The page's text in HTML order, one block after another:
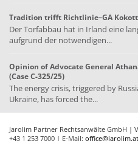
Tradition trifft Richtlinie–GA
Der Torfabbau hat in Irland eine
aufgrund der notwendigen...
Opinion of Advocate General
(Case C-325/25)
The energy crisis, triggered by
Ukraine, has forced the...
Jarolim Partner Rechtsanwälte GmbH |
+43 1 253 7000 | E-Mail: office@jarolim.at